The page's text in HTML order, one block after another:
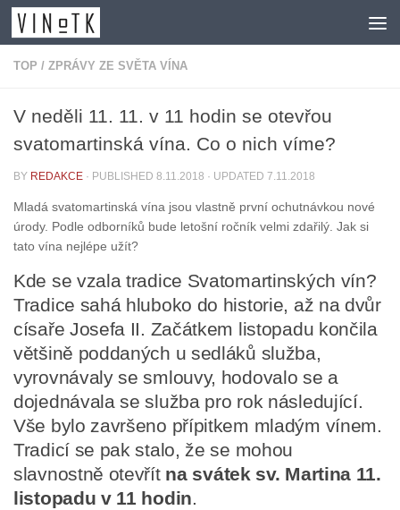
Skip to content
TOP / ZPRÁVY ZE SVĚTA VÍNA
V neděli 11. 11. v 11 hodin se otevřou
svatomartinská vína. Co o nich víme?
BY REDAKCE · PUBLISHED 8.11.2018 · UPDATED 7.11.2018
Mladá svatomartinská vína jsou vlastně první ochutnávkou nové
úrody. Podle odborníků bude letošní ročník velmi zdařilý. Jak si
tato vína nejlépe užít?
Kde se vzala tradice Svatomartinských vín?
Tradice sahá hluboko do historie, až na dvůr
císaře Josefa II. Začátkem listopadu končila
většině poddaných u sedláků služba,
vyrovnávaly se smlouvy, hodovalo se a
dojednávala se služba pro rok následující.
Vše bylo završeno přípitkem mladým vínem.
Tradicí se pak stalo, že se mohou
slavnostně otevřít na svátek sv. Martina 11.
listopadu v 11 hodin.